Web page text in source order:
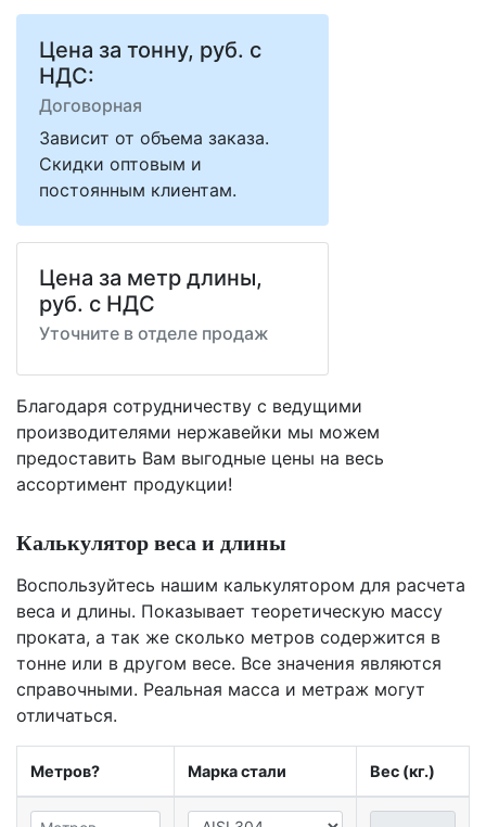
Цена за тонну, руб. с
НДС:
Договорная
Зависит от объема заказа.
Скидки оптовым и
постоянным клиентам.
Цена за метр длины,
руб. с НДС
Уточните в отделе продаж
Благодаря сотрудничеству с ведущими
производителями нержавейки мы можем
предоставить Вам выгодные цены на весь
ассортимент продукции!
Калькулятор веса и длины
Воспользуйтесь нашим калькулятором для расчета
веса и длины. Показывает теоретическую массу
проката, а так же сколько метров содержится в
тонне или в другом весе. Все значения являются
справочными. Реальная масса и метраж могут
отличаться.
Метров? Марка стали Вес (кг.)